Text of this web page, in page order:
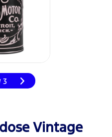
3
Vintage